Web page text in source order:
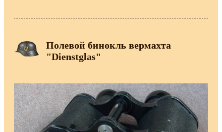
Полевой бинокль вермахта
"Dienstglas"